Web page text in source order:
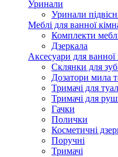
Уринали
Уринали
Меблі для ванної
Комплекти
Дзеркала
Аксесуари для ванної
Склянки для
Дозатори мила
Тримачі для
Тримачі для
Гачки
Полички
Косметичні
Поручні
Тримачі